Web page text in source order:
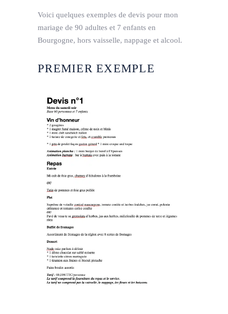
Voici quelques exemples de devis pour mon
mariage de 90 adultes et 7 enfants en
Bourgogne, hors vaisselle, nappage et alcool.
PREMIER EXEMPLE